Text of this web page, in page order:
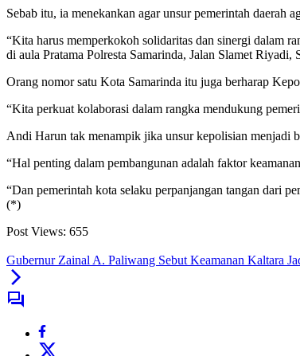
Sebab itu, ia menekankan agar unsur pemerintah daerah
“Kita harus memperkokoh solidaritas dan sinergi dalam
di aula Pratama Polresta Samarinda, Jalan Slamet Riyadi,
Orang nomor satu Kota Samarinda itu juga berharap
“Kita perkuat kolaborasi dalam rangka mendukung
Andi Harun tak menampik jika unsur kepolisian menjadi
“Hal penting dalam pembangunan adalah faktor
“Dan pemerintah kota selaku perpanjangan tangan dari
(*)
Post Views: 655
Gubernur Zainal A. Paliwang Sebut Keamanan Kaltara